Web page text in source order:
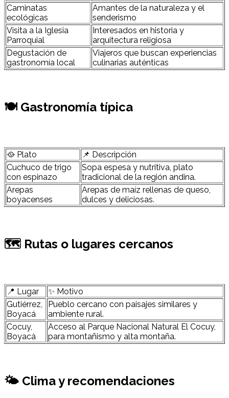
Caminatas
ecológicas
Amantes de la naturaleza y el
senderismo
Visita a la Iglesia
Parroquial
Interesados en historia y
arquitectura religiosa
Degustación de
gastronomía local
Viajeros que buscan experiencias
culinarias auténticas
🍽 Gastronomía típica
🥘 Plato
📌 Descripción
Cuchuco de trigo
con espinazo
Sopa espesa y nutritiva, plato
tradicional de la región andina.
Arepas
boyacenses
Arepas de maíz rellenas de queso,
dulces y deliciosas.
🗺 Rutas o lugares cercanos
📍 Lugar
✨ Motivo
Gutiérrez,
Boyacá
Pueblo cercano con paisajes similares y
ambiente rural.
Cocuy,
Boyacá
Acceso al Parque Nacional Natural El Cocuy,
para montañismo y alta montaña.
🌤 Clima y recomendaciones